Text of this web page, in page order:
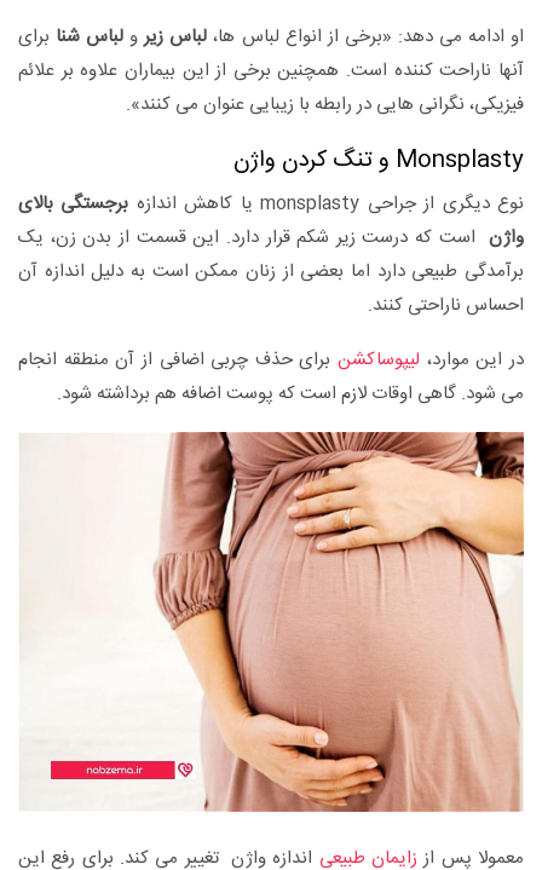
او ادامه می دهد: «برخی از انواع لباس ها، لباس زیرو لباس شنا برای
آنها ناراحت کننده است. همچنین برخی از این بیماران علاوه بر علائم
فیزیکی، نگرانی هایی در رابطه با زیبایی عنوان می کنند».
Monsplasty و تنگ کردن واژن
نوع دیگری از جراحی monsplasty یا کاهش اندازه
برجستگی بالای
واژن است که درست زیر شکم قرار دارد. این قسمت از بدن زن، یک
برآمدگی طبیعی دارد اما بعضی از زنان ممکن است به دلیل اندازه آن
احساس ناراحتی کنند.
در این موارد، لیپوساکشنبرای حذف چربی اضافی از آن منطقه انجام
می شود. گاهی اوقات لازم است که پوست اضافه هم برداشته شود.
معمولا پس از زایمان طبیعی اندازه واژن تغییر می کند. برای رفع این